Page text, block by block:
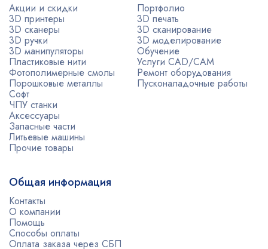
Акции и скидки
3D принтеры
3D сканеры
3D ручки
3D манипуляторы
Пластиковые нити
Фотополимерные смолы
Порошковые металлы
Софт
ЧПУ станки
Аксессуары
Запасные части
Литьевые машины
Прочие товары
Портфолио
3D печать
3D сканирование
3D моделирование
Обучение
Услуги CAD/CAM
Ремонт оборудования
Пусконаладочные работы
Общая информация
Контакты
О компании
Помощь
Способы оплаты
Оплата заказа через СБП